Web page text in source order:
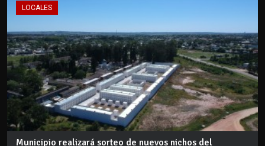
LOCALES
Municipio realizará sorteo de nuevos nichos del